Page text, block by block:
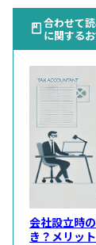
合わせて
に関する
会社設立時
き？メリッ